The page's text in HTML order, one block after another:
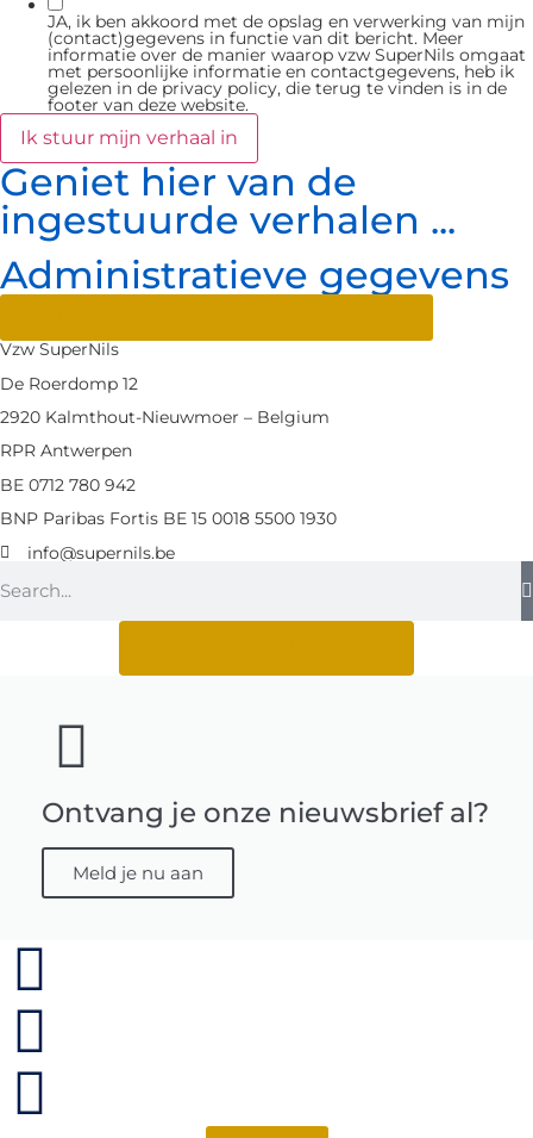
JA, ik ben akkoord met de opslag en verwerking van mijn
(contact)gegevens in functie van dit bericht. Meer
informatie over de manier waarop vzw SuperNils omgaat
met persoonlijke informatie en contactgegevens, heb ik
gelezen in de privacy policy, die terug te vinden is in de
footer van deze website.
Ik stuur mijn verhaal in
Geniet hier van de
ingestuurde verhalen ...
Administratieve gegevens
Vzw SuperNils
De Roerdomp 12
2920 Kalmthout-Nieuwmoer – Belgium
RPR Antwerpen
BE 0712 780 942
BNP Paribas Fortis BE 15 0018 5500 1930
info@supernils.be
Ontvang je onze nieuwsbrief al?
Meld je nu aan